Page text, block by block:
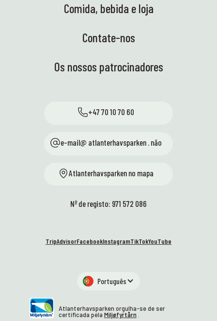
Comida, bebida e loja
Contate-nos
Os nossos patrocinadores
+47 70 10 70 60
e-mail@ atlanterhavsparken . não
Atlanterhavsparken no mapa
Nº de registo: 971 572 086
TripAdvisorFacebookInstagramTikTokYouTube
Português
Atlanterhavsparken orgulha-se de ser
certificada pela Miljøfyrtårn.